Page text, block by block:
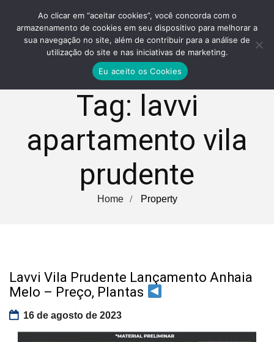
Tag: lavvi
apartamento vila
prudente
Home Property
Lavvi Vila Prudente Lançamento Anhaia
Melo – Preço, Plantas
16 de agosto de 2023
Ao clicar em “aceitar cookies”, você concorda com o
armazenamento de cookies em seu dispositivo para melhorar a
sua navegação no site, além de contribuir para a análise de
utilização do site e nas iniciativas de marketing.
Eu aceito os Cookies